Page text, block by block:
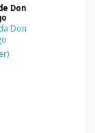
Don
Don